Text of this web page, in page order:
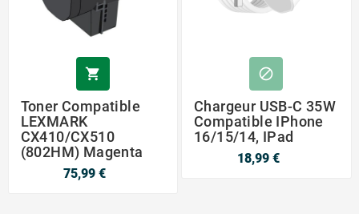

Toner Compatible
LEXMARK
CX410/CX510
(802HM) Magenta
75,99 €

Chargeur USB-C 35W
Compatible IPhone
16/15/14, IPad
18,99 €